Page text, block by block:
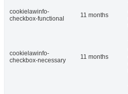
cookielawinfo-
checkbox-functional
11 months
cookielawinfo-
checkbox-necessary
11 months